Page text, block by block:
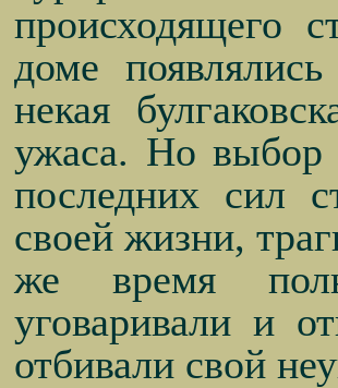
происходящего
доме
некая
ужаса. Но выбор
последних сил
своей жизни,
же время
уговаривали и
отбивали свой